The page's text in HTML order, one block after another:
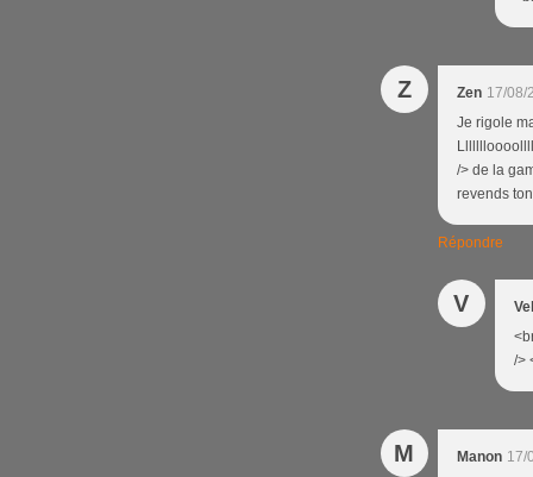
Z Zen 17/08/
Je rigole
/> de la
revends
Répondre
V
/>
M Manon 17/